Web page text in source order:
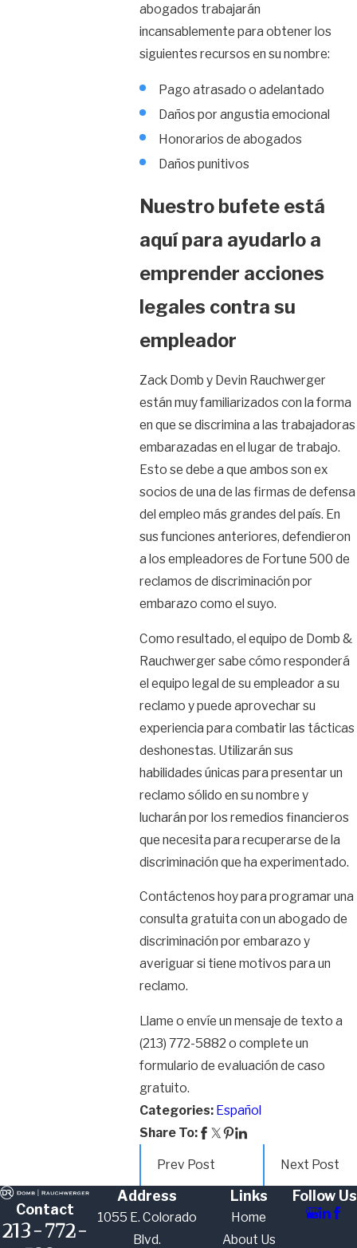
abogados trabajarán
incansablemente para obtener los
siguientes recursos en su nombre:
Pago atrasado o adelantado
Daños por angustia emocional
Honorarios de abogados
Daños punitivos
Nuestro bufete está
aquí para ayudarlo a
emprender acciones
legales contra su
empleador
Zack Domb y Devin Rauchwerger
están muy familiarizados con la forma
en que se discrimina a las trabajadoras
embarazadas en el lugar de trabajo.
Esto se debe a que ambos son ex
socios de una de las firmas de defensa
del empleo más grandes del país. En
sus funciones anteriores, defendieron
a los empleadores de Fortune 500 de
reclamos de discriminación por
embarazo como el suyo.
Como resultado, el equipo de Domb &
Rauchwerger sabe cómo responderá
el equipo legal de su empleador a su
reclamo y puede aprovechar su
experiencia para combatir las tácticas
deshonestas. Utilizarán sus
habilidades únicas para presentar un
reclamo sólido en su nombre y
lucharán por los remedios financieros
que necesita para recuperarse de la
discriminación que ha experimentado.
Contáctenos hoy para programar una
consulta gratuita con un abogado de
discriminación por embarazo y
averiguar si tiene motivos para un
reclamo.
Llame o envíe un mensaje de texto a
(213) 772-5882 o complete un
formulario de evaluación de caso
gratuito.
Categories: Español
Share To:
Prev Post Next Post
Contact
213-772-
Address
1055 E. Colorado
Blvd.
Links
Home
About Us
Follow Us